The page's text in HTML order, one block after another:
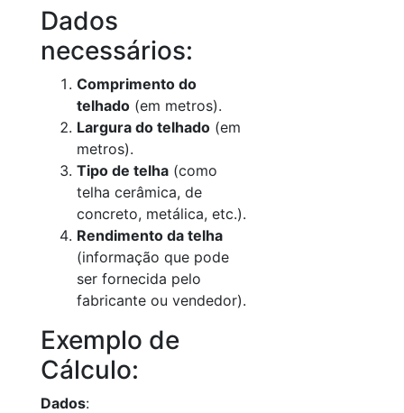
Dados
necessários:
Comprimento do
telhado (em metros).
Largura do telhado (em
metros).
Tipo de telha (como
telha cerâmica, de
concreto, metálica, etc.).
Rendimento da telha
(informação que pode
ser fornecida pelo
fabricante ou vendedor).
Exemplo de
Cálculo:
Dados: